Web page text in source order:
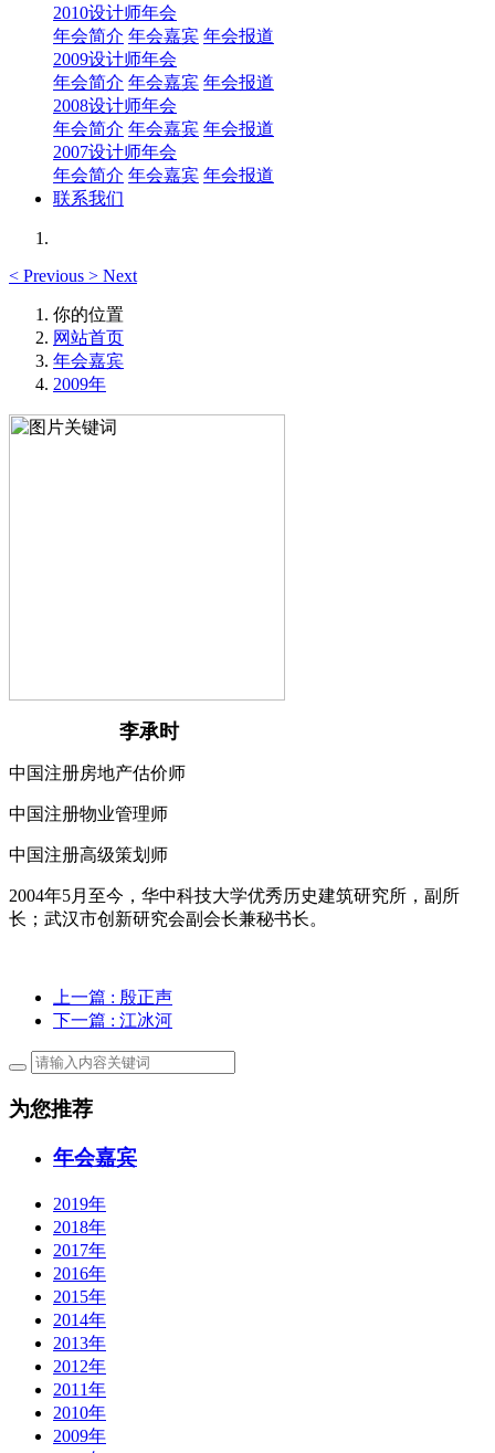
2010设计师年会
年会简介 年会嘉宾 年会报道
2009设计师年会
年会简介 年会嘉宾 年会报道
2008设计师年会
年会简介 年会嘉宾 年会报道
2007设计师年会
年会简介 年会嘉宾 年会报道
联系我们
< Previous > Next
你的位置
网站首页
年会嘉宾
2009年
李承时
中国注册房地产估价师
中国注册物业管理师
中国注册高级策划师
2004年5月至今，华中科技大学优秀历史建筑研究所，副所
长；武汉市创新研究会副会长兼秘书长。
上一篇 : 殷正声
下一篇 : 江冰河
为您推荐
年会嘉宾
2019年
2018年
2017年
2016年
2015年
2014年
2013年
2012年
2011年
2010年
2009年